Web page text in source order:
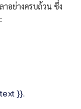
อย่างครบถ้วน ซึ่ง
}}.